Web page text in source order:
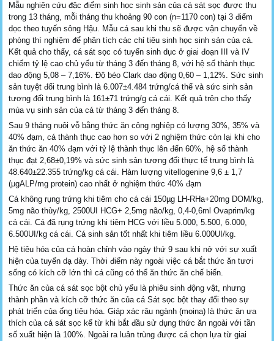
Mẫu nghiên cứu đặc điểm sinh học sinh sản của cá sát sọc được thu
trong 13 tháng, mỗi tháng thu khoảng 90 con (n=1170 con) tại 3 điểm
dọc theo tuyến sông Hậu. Mẫu cá sau khi thu sẽ được vận chuyển về
phòng thí nghiệm để phân tích các chỉ tiêu sinh học sinh sản của cá.
Kết quả cho thấy, cá sát sọc có tuyến sinh dục ở giai đoạn III và IV
chiếm tỷ lệ cao chủ yếu từ tháng 3 đến tháng 8, với hệ số thành thục
dao động 5,08 – 7,16%. Độ béo Clark dao động 0,60 – 1,12%. Sức sinh
sản tuyệt đối trung bình là 6.007±4.484 trứng/cá thể và sức sinh sản
tương đối trung bình là 161±71 trứng/g cá cái. Kết quả trên cho thấy
mùa vụ sinh sản của cá từ tháng 3 đến tháng 8.
Sau 9 tháng nuôi vỗ bằng thức ăn công nghiệp có lượng 30%, 35% và
40% đạm, cá thành thục cao hơn so với 2 nghiệm thức còn lại khi cho
ăn thức ăn 40% đạm với tỷ lệ thành thục lên đến 60%, hệ số thành
thục đạt 2,68±0,19% và sức sinh sản tương đối thực tế trung bình là
48.640±22.355 trứng/kg cá cái. Hàm lượng vitellogenine 9,6 ± 1,7
(µgALP/mg protein) cao nhất ở nghiệm thức 40% đạm
Cá không rụng trứng khi tiêm cho cá cái 150µg LH-RHa+20mg DOM/kg,
5mg não thùy/kg, 2500UI HCG+ 2,5mg não/kg, 0,4-0,6ml Ovaprim/kg
cá cái. Cá đã rụng trứng khi tiêm HCG với liều 5.000, 5.500, 6.000,
6.500UI/kg cá cái. Cá sinh sản tốt nhất khi tiêm liều 6.000UI/kg.
Hệ tiêu hóa của cá hoàn chỉnh vào ngày thứ 9 sau khi nở với sự xuất
hiện của tuyến dạ dày. Thời điểm này ngoài việc cá bắt thức ăn tươi
sống có kích cỡ lớn thì cá cũng có thể ăn thức ăn chế biến.
Thức ăn của cá sát sọc bột chủ yếu là phiêu sinh động vật, nhưng
thành phần và kích cỡ thức ăn của cá Sát sọc bột thay đổi theo sự
phát triển của ống tiêu hóa. Giáp xác râu ngành (moina) là thức ăn ưa
thích của cá sát sọc kể từ khi bắt đầu sử dụng thức ăn ngoài với tần
số xuất hiện là 100%. Ngoài ra luân trùng được cá chọn lựa từ giai